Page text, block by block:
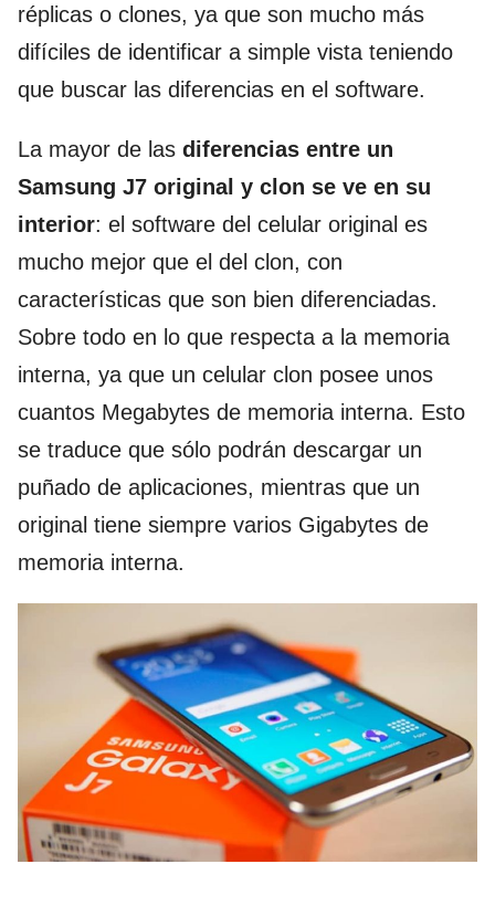
réplicas o clones, ya que son mucho más
difíciles de identificar a simple vista teniendo
que buscar las diferencias en el software.
La mayor de las diferencias entre un
Samsung J7 original y clon se ve en su
interior: el software del celular original es
mucho mejor que el del clon, con
características que son bien diferenciadas.
Sobre todo en lo que respecta a la memoria
interna, ya que un celular clon posee unos
cuantos Megabytes de memoria interna. Esto
se traduce que sólo podrán descargar un
puñado de aplicaciones, mientras que un
original tiene siempre varios Gigabytes de
memoria interna.